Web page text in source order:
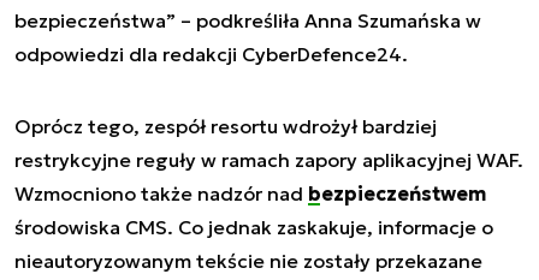
bezpieczeństwa” – podkreśliła Anna Szumańska w
odpowiedzi dla redakcji CyberDefence24.
Oprócz tego, zespół resortu wdrożył bardziej
restrykcyjne reguły w ramach zapory aplikacyjnej WAF.
Wzmocniono także nadzór nad bezpieczeństwem
środowiska CMS. Co jednak zaskakuje, informacje o
nieautoryzowanym tekście nie zostały przekazane